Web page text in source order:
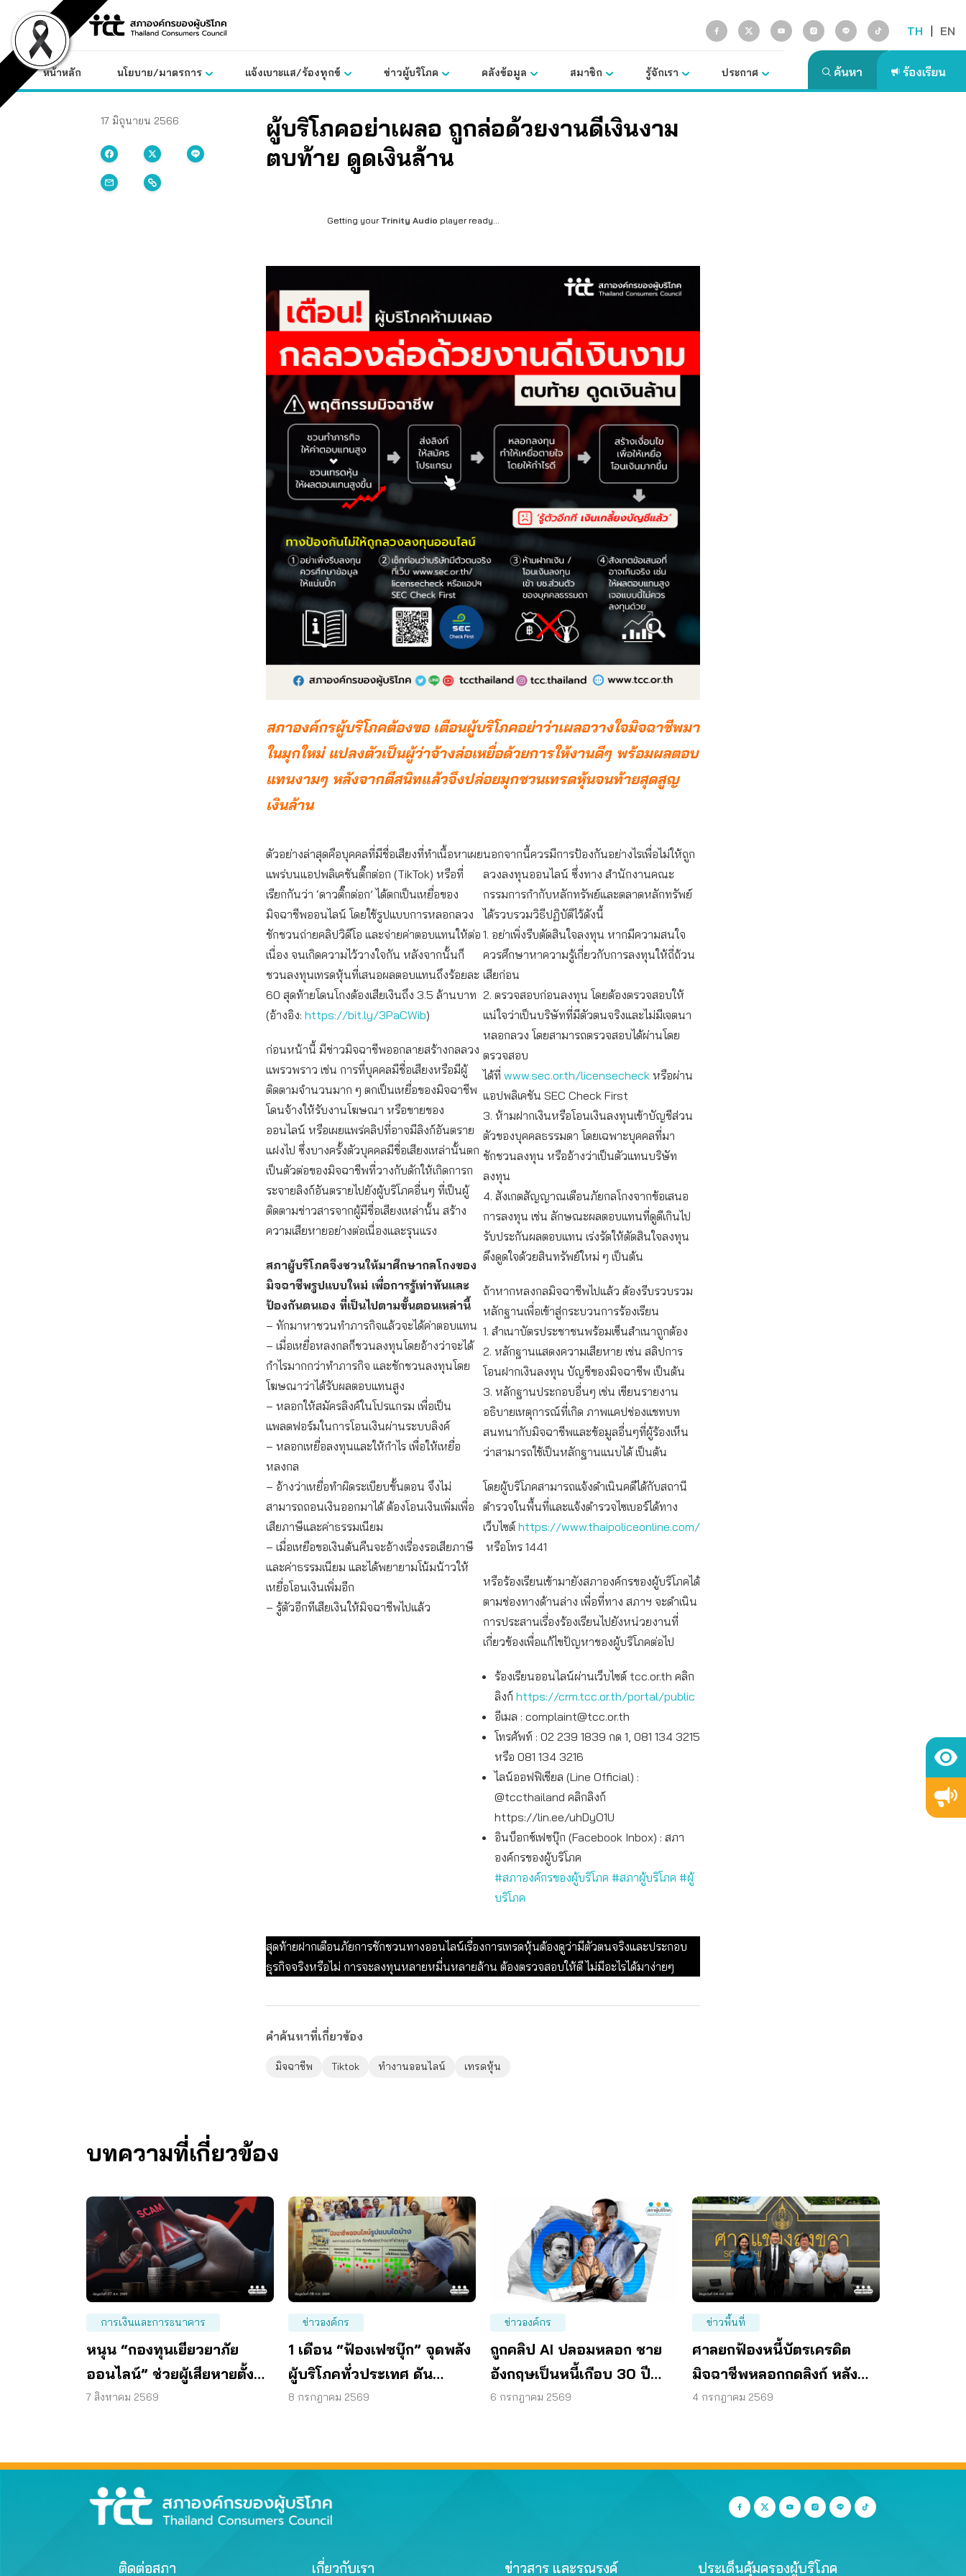
content
TH | EN
หน้าหลัก นโยบาย/มาตรการ แจ้งเบาะแส/ร้องทุกข์ ข่าวผู้บริโภค คลังข้อมูล สมาชิก รู้จักเรา ประกาศ
17 มิถุนายน 2566
ผู้บริโภคอย่าเผลอ ถูกล่อด้วยงานดีเงินงาม
ตบท้าย ดูดเงินล้าน
Getting your Trinity Audio player ready...
สภาองค์กรผู้บริโภคต้องขอ เตือนผู้บริโภคอย่าว่าเผลอวางใจมิจฉาชีพมา
ในมุกใหม่ แปลงตัวเป็นผู้ว่าจ้างล่อเหยื่อด้วยการให้งานดีๆ พร้อมผลตอบ
แทนงามๆ หลังจากตีสนิทแล้วจึงปล่อยมุกชวนเทรดหุ้นจนท้ายสุดสูญ
เงินล้าน
ตัวอย่างล่าสุดคือบุคคลที่มีชื่อเสียงที่ทำเนื้อหาเผย
แพร่บนแอปพลิเคชันติ๊กต่อก (TikTok) หรือที่
เรียกกันว่า ‘ดาวติ๊กต่อก’ ได้ตกเป็นเหยื่อของ
มิจฉาชีพออนไลน์ โดยใช้รูปแบบการหลอกลวง
ชักชวนถ่ายคลิปวิดีโอ และจ่ายค่าตอบแทนให้ต่อ
เนื่อง จนเกิดความไว้วางใจกัน หลังจากนั้นก็
ชวนลงทุนเทรดหุ้นที่เสนอผลตอบแทนถึงร้อยละ
60 สุดท้ายโดนโกงต้องเสียเงินถึง 3.5 ล้านบาท
(อ้างอิง: https://bit.ly/3PaCWib)
ก่อนหน้านี้ มีข่าวมิจฉาชีพออกลายสร้างกลลวง
แพรวพราว เช่น การที่บุคคลมีชื่อเสียงหรือมีผู้
ติดตามจำนวนมาก ๆ ตกเป็นเหยื่อของมิจฉาชีพ
โดนจ้างให้รับงานโฆษณา หรือขายของ
ออนไลน์ หรือเผยแพร่คลิปที่อาจมีลิงก์อันตราย
แฝงไป ซึ่งบางครั้งตัวบุคคลมีชื่อเสียงเหล่านั้นตก
เป็นตัวต่อของมิจฉาชีพที่วางกับดักให้เกิดการก
ระจายลิงก์อันตรายไปยังผู้บริโภคอื่นๆ ที่เป็นผู้
ติดตามข่าวสารจากผู้มีชื่อเสียงเหล่านั้น สร้าง
ความเสียหายอย่างต่อเนื่องและรุนแรง
สภาผู้บริโภคจึงชวนให้มาศึกษากลโกงของ
มิจฉาชีพรูปแบบใหม่ เพื่อการรู้เท่าทันและ
ป้องกันตนเอง ที่เป็นไปตามขั้นตอนเหล่านี้
– ทักมาหาชวนทำภารกิจแล้วจะได้ค่าตอบแทน
– เมื่อเหยื่อหลงกลก็ชวนลงทุนโดยอ้างว่าจะได้
กำไรมากกว่าทำภารกิจ และชักชวนลงทุนโดย
โฆษณาว่าได้รับผลตอบแทนสูง
– หลอกให้สมัครลิงค์ในโปรแกรม เพื่อเป็น
แพลตฟอร์มในการโอนเงินผ่านระบบลิงค์
– หลอกเหยื่อลงทุนและให้กำไร เพื่อให้เหยื่อ
หลงกล
– อ้างว่าเหยื่อทำผิดระเบียบขั้นตอน จึงไม่
สามารถถอนเงินออกมาได้ ต้องโอนเงินเพิ่มเพื่อ
เสียภาษีและค่าธรรมเนียม
– เมื่อเหยือขอเงินต้นคืนจะอ้างเรื่องรอเสียภาษี
และค่าธรรมเนียม และได้พยายามโน้มน้าวให้
เหยื่อโอนเงินเพิ่มอีก
– รู้ตัวอีกทีเสียเงินให้มิจฉาชีพไปแล้ว
นอกจากนี้ควรมีการป้องกันอย่างไรเพื่อไม่ให้ถูก
ลวงลงทุนออนไลน์ ซึ่งทาง สำนักงานคณะ
กรรมการกำกับหลักทรัพย์และตลาดหลักทรัพย์
ได้รวบรวมวิธีปฏิบัติไว้ดังนี้
1. อย่าเพิ่งรีบตัดสินใจลงทุน หากมีความสนใจ
ควรศึกษาหาความรู้เกี่ยวกับการลงทุนให้ถี่ถ้วน
เสียก่อน
2. ตรวจสอบก่อนลงทุน โดยต้องตรวจสอบให้
แน่ใจว่าเป็นบริษัทที่มีตัวตนจริงและไม่มีเจตนา
หลอกลวง โดยสามารถตรวจสอบได้ผ่านโดย
ตรวจสอบ
ได้ที่ www.sec.or.th/licensecheck หรือผ่าน
แอปพลิเคชัน SEC Check First
3. ห้ามฝากเงินหรือโอนเงินลงทุนเข้าบัญชีส่วน
ตัวของบุคคลธรรมดา โดยเฉพาะบุคคลที่มา
ชักชวนลงทุน หรืออ้างว่าเป็นตัวแทนบริษัท
ลงทุน
4. สังเกตสัญญาณเตือนภัยกลโกงจากข้อเสนอ
การลงทุน เช่น ลักษณะผลตอบแทนที่ดูดีเกินไป
รับประกันผลตอบแทน เร่งรัดให้ตัดสินใจลงทุน
ดึงดูดใจด้วยสินทรัพย์ใหม่ ๆ เป็นต้น
ถ้าหากหลงกลมิจฉาชีพไปแล้ว ต้องรีบรวบรวม
หลักฐานเพื่อเข้าสู่กระบวนการร้องเรียน
1. สำเนาบัตรประชาชนพร้อมเซ็นสำเนาถูกต้อง
2. หลักฐานแสดงความเสียหาย เช่น สลิปการ
โอนฝากเงินลงทุน บัญชีของมิจฉาชีพ เป็นต้น
3. หลักฐานประกอบอื่นๆ เช่น เขียนรายงาน
อธิบายเหตุการณ์ที่เกิด ภาพแคปช่องแชทบท
สนทนากับมิจฉาชีพและข้อมูลอื่นๆที่ผู้ร้องเห็น
ว่าสามารถใช้เป็นหลักฐานแนบได้ เป็นต้น
โดยผู้บริโภคสามารถแจ้งดำเนินคดีได้กับสถานี
ตำรวจในพื้นที่และแจ้งตำรวจไซเบอร์ได้ทาง
เว็บไซต์ https://www.thaipoliceonline.com/
หรือโทร 1441
หรือร้องเรียนเข้ามายังสภาองค์กรของผู้บริโภคได้
ตามช่องทางด้านล่าง เพื่อที่ทาง สภาฯ จะดำเนิน
การประสานเรื่องร้องเรียนไปยังหน่วยงานที่
เกี่ยวข้องเพื่อแก้ไขปัญหาของผู้บริโภคต่อไป
ร้องเรียนออนไลน์ผ่านเว็บไซต์ tcc.or.th คลิก
ลิงก์ https://crm.tcc.or.th/portal/public
อีเมล : complaint@tcc.or.th
โทรศัพท์ : 02 239 1839 กด 1, 081 134 3215
หรือ 081 134 3216
ไลน์ออฟฟิเชียล (Line Official) :
@tccthailand คลิกลิงก์
https://lin.ee/uhDyO1U
อินบ็อกซ์เฟซบุ๊ก (Facebook Inbox) : สภา
องค์กรของผู้บริโภค
#สภาองค์กรของผู้บริโภค #สภาผู้บริโภค #ผู้
บริโภค
สุดท้ายฝากเตือนภัยการชักชวนทางออนไลน์เรื่องการเทรดหุ้นต้องดูว่ามีตัวตนจริงและประกอบ
ธุรกิจจริงหรือไม่ การจะลงทุนหลายหมื่นหลายล้าน ต้องตรวจสอบให้ดี ไม่มีอะไรได้มาง่ายๆ
คำค้นหาที่เกี่ยวข้อง
มิจฉาชีพ Tiktok ทำงานออนไลน์ เทรดหุ้น
บทความที่เกี่ยวข้อง
การเงินและการธนาคาร
หนุน “กองทุนเยียวยาภัย
ออนไลน์” ช่วยผู้เสียหายตั้ง
หลักได้ รวดเร็ว ทันท่วงที
7 สิงหาคม 2569
ข่าวองค์กร
1 เดือน “ฟ้องเฟซบุ๊ก” จุดพลัง
ผู้บริโภคทั่วประเทศ ดัน
แพลตฟอร์มร่วมรับผิดชอบ
8 กรกฎาคม 2569
ข่าวองค์กร
ถูกคลิป AI ปลอมหลอก ชาย
อังกฤษเป็นหนี้เกือบ 30 ปี
ก่อน ผู้เสียหายรวมพลังฟ้องเม
6 กรกฎาคม 2569
ข่าวพื้นที่
ศาลยกฟ้องหนี้บัตรเครดิต
มิจฉาชีพหลอกกดลิงก์ หลัง
สภาผู้บริโภคสงขลาช่วยสู้คดี
4 กรกฎาคม 2569
ติดต่อสภา เกี่ยวกับเรา ข่าวสาร และรณรงค์ ประเด็นคุ้มครองผู้บริโภค